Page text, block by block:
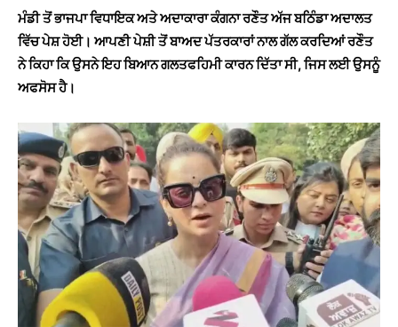
ਮੰਡੀ ਤੋਂ ਭਾਜਪਾ ਵਿਧਾਇਕ ਅਤੇ ਅਦਾਕਾਰਾ ਕੰਗਨਾ ਰਣੌਤ ਅੱਜ ਬਠਿੰਡਾ ਅਦਾਲਤ
ਵਿੱਚ ਪੇਸ਼ ਹੋਈ। ਆਪਣੀ ਪੇਸ਼ੀ ਤੋਂ ਬਾਅਦ ਪੱਤਰਕਾਰਾਂ ਨਾਲ ਗੱਲ ਕਰਦਿਆਂ ਰਣੌਤ
ਨੇ ਕਿਹਾ ਕਿ ਉਸਨੇ ਇਹ ਬਿਆਨ ਗਲਤਫਹਿਮੀ ਕਾਰਨ ਦਿੱਤਾ ਸੀ, ਜਿਸ ਲਈ ਉਸਨੂੰ
ਅਫਸੋਸ ਹੈ।